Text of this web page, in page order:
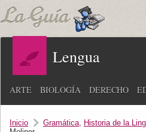
Lengua
ARTE BIOLOGÍA DERECHO
Inicio Gramática, Historia de la